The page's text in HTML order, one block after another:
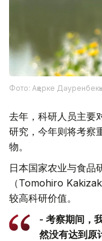
Фото: Ақерке
去年，科研人员主要
研究，今年则将考察
物。
日本国家农业与食品
（Tomohiro
较高科研价值。
- 考察期间，
然没有达到原